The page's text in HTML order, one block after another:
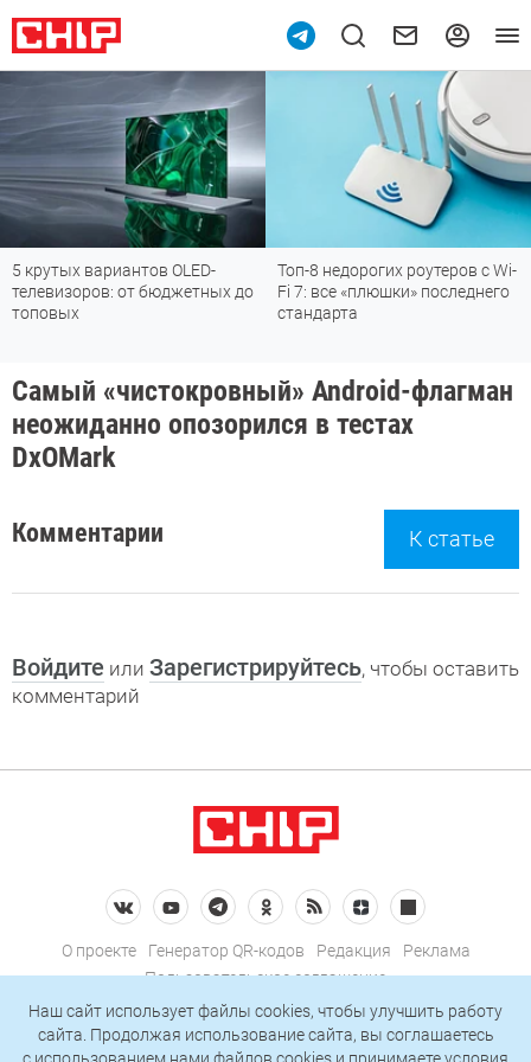
5 крутых вариантов OLED-
телевизоров: от бюджетных до
топовых
Топ-8 недорогих роутеров с Wi-
Fi 7: все «плюшки» последнего
стандарта
Самый «чистокровный» Android-флагман
неожиданно опозорился в тестах
DxOMark
Комментарии К статье
Войдите или Зарегистрируйтесь, чтобы оставить
комментарий
О проекте Генератор QR-кодов Редакция
Реклама
Пользовательское соглашение
Политика конфиденциальности
Подписаться на рассылку
Наш сайт использует файлы cookies, чтобы улучшить работу
сайта. Продолжая использование сайта, вы соглашаетесь